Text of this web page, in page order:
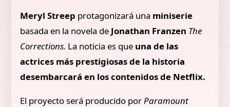
Meryl Streep protagonizará una miniserie
basada en la novela de Jonathan Franzen The
Corrections. La noticia es que una de las
actrices más prestigiosas de la historia
desembarcará en los contenidos de Netflix.
El proyecto será producido porParamount